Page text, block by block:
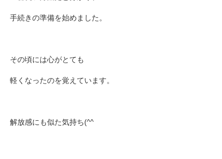
手続きの準備を始めました。
その頃には心がとても
軽くなったのを覚えています。
解放感にも似た気持ち(^^ゞ